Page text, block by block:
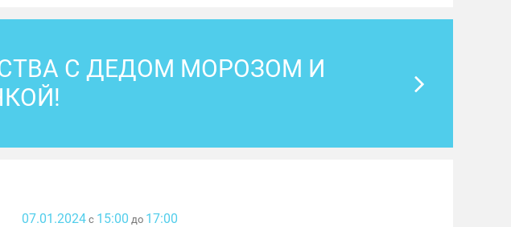
С ДЕДОМ МОРОЗОМ И
07.01.2024 с 15:00 до 17:00